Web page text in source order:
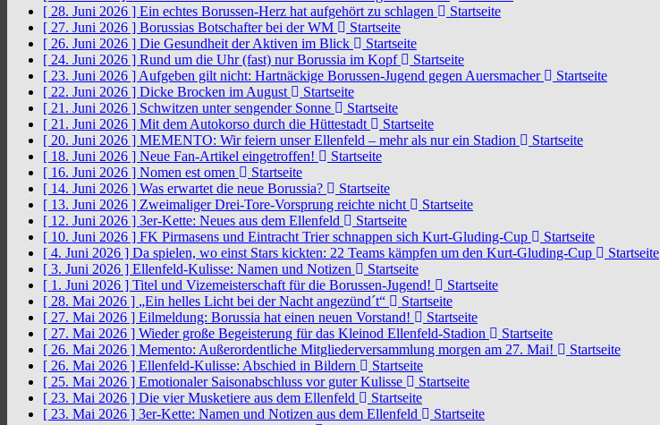
[ 28. Juni 2026 ] Ein echtes Borussen-Herz hat aufgehört zu schlagen
Startseite
[ 27. Juni 2026 ] Borussias Botschafter bei der WM
Startseite
[ 26. Juni 2026 ] Die Gesundheit der Aktiven im Blick
Startseite
[ 24. Juni 2026 ] Rund um die Uhr (fast) nur Borussia im Kopf
Startseite
[ 23. Juni 2026 ] Aufgeben gilt nicht: Hartnäckige Borussen-Jugend gegen Auersmacher
Startseite
[ 22. Juni 2026 ] Dicke Brocken im August
Startseite
[ 21. Juni 2026 ] Schwitzen unter sengender Sonne
Startseite
[ 21. Juni 2026 ] Mit dem Autokorso durch die Hüttestadt
Startseite
[ 20. Juni 2026 ] MEMENTO: Wir feiern unser Ellenfeld – mehr als nur ein Stadion
Startseite
[ 18. Juni 2026 ] Neue Fan-Artikel eingetroffen!
Startseite
[ 16. Juni 2026 ] Nomen est omen
Startseite
[ 14. Juni 2026 ] Was erwartet die neue Borussia?
Startseite
[ 13. Juni 2026 ] Zweimaliger Drei-Tore-Vorsprung reichte nicht
Startseite
[ 12. Juni 2026 ] 3er-Kette: Neues aus dem Ellenfeld
Startseite
[ 10. Juni 2026 ] FK Pirmasens und Eintracht Trier schnappen sich Kurt-Gluding-Cup
Startseite
[ 4. Juni 2026 ] Da spielen, wo einst Stars kickten: 22 Teams kämpfen um den Kurt-Gluding-Cup
Startseite
[ 3. Juni 2026 ] Ellenfeld-Kulisse: Namen und Notizen
Startseite
[ 1. Juni 2026 ] Titel und Vizemeisterschaft für die Borussen-Jugend!
Startseite
[ 28. Mai 2026 ] „Ein helles Licht bei der Nacht angezünd´t“
Startseite
[ 27. Mai 2026 ] Eilmeldung: Borussia hat einen neuen Vorstand!
Startseite
[ 27. Mai 2026 ] Wieder große Begeisterung für das Kleinod Ellenfeld-Stadion
Startseite
[ 26. Mai 2026 ] Memento: Außerordentliche Mitgliederversammlung morgen am 27. Mai!
Startseite
[ 26. Mai 2026 ] Ellenfeld-Kulisse: Abschied in Bildern
Startseite
[ 25. Mai 2026 ] Emotionaler Saisonabschluss vor guter Kulisse
Startseite
[ 23. Mai 2026 ] Die vier Musketiere aus dem Ellenfeld
Startseite
[ 23. Mai 2026 ] 3er-Kette: Namen und Notizen aus dem Ellenfeld
Startseite